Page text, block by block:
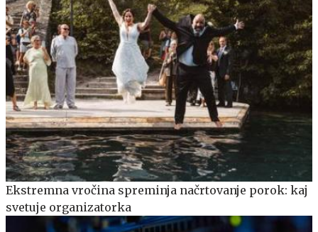
Ekstremna vročina spreminja načrtovanje porok: kaj
svetuje organizatorka